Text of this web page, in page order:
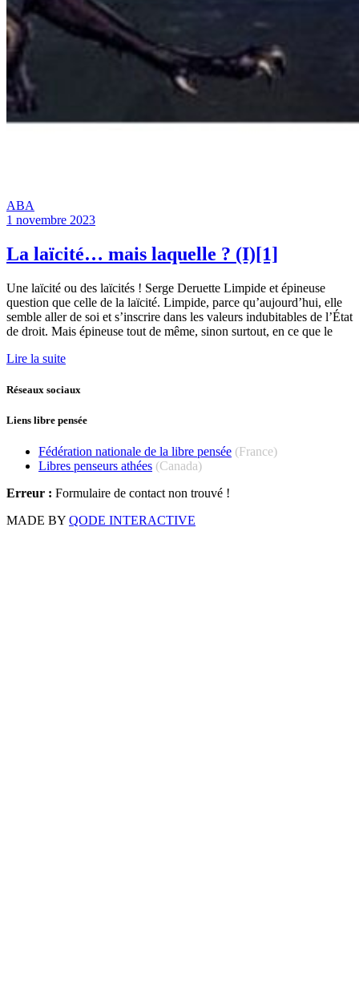
ABA
1 novembre 2023
La laïcité… mais laquelle ? (I)[1]
Une laïcité ou des laïcités ! Serge Deruette Limpide et épineuse
question que celle de la laïcité. Limpide, parce qu’aujourd’hui, elle
semble aller de soi et s’inscrire dans les valeurs indubitables de l’État
de droit. Mais épineuse tout de même, sinon surtout, en ce que le
Lire la suite
Réseaux sociaux
Liens libre pensée
Fédération nationale de la libre pensée (France)
Libres penseurs athées (Canada)
Erreur : Formulaire de contact non trouvé !
MADE BY QODE INTERACTIVE